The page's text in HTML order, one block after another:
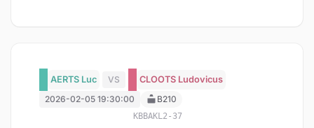
AERTS Luc VS
CLOOTS Ludovicus
2026-02-05 19:30:00
B210
KBBAKL2-37